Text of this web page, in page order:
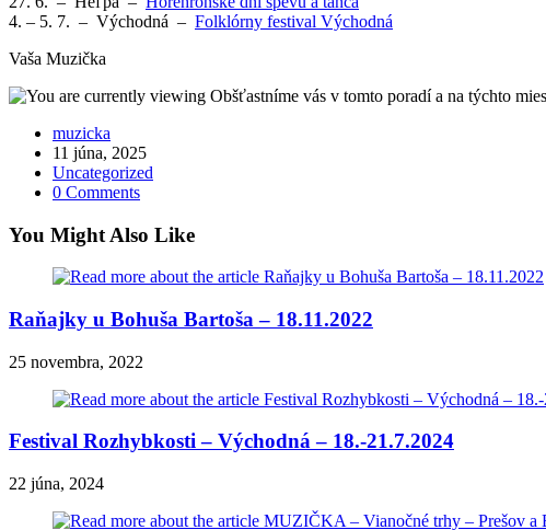
4. – 5. 7. – Východná – Folklórny festival Východná
Vaša Muzička
Post
author:
muzicka
Post
published:
11 júna, 2025
Post
category:
Uncategorized
Post
0 Comments
You Might Also Like
Raňajky u Bohuša Bartoša – 18.11.2022
25 novembra, 2022
Festival Rozhybkosti – Východná – 18.-21.7.2024
22 júna, 2024